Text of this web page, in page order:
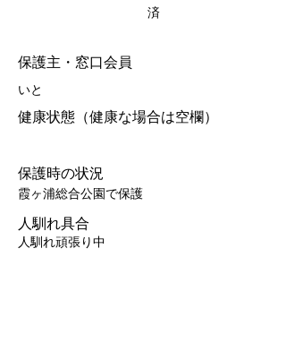
済
保護主・窓口会員
いと
健康状態（健康な場合は空欄）
保護時の状況
霞ヶ浦総合公園で保護
人馴れ具合
人馴れ頑張り中